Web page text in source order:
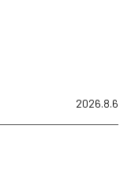
2026.8.6